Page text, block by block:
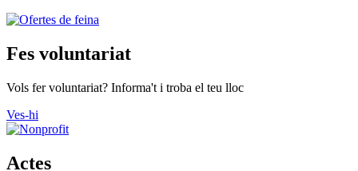
INFORMA'T
Fes voluntariat
Vols fer voluntariat? Informa't i troba el teu lloc